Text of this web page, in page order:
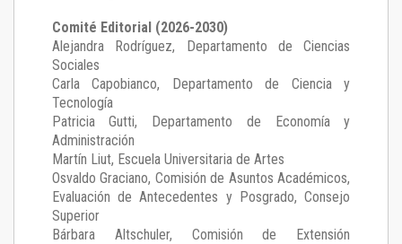
Comité Editorial (2026-2030)
Alejandra Rodríguez, Departamento de Ciencias
Sociales
Carla Capobianco, Departamento de Ciencia y
Tecnología
Patricia Gutti, Departamento de Economía y
Administración
Martín Liut, Escuela Universitaria de Artes
Osvaldo Graciano, Comisión de Asuntos Académicos,
Evaluación de Antecedentes y Posgrado, Consejo
Superior
Bárbara Altschuler, Comisión de Extensión